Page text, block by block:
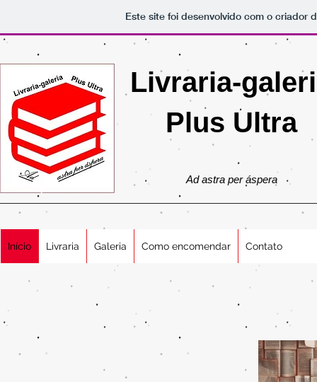
Este site foi desenvolvido com o criador
Ad astra per áspera
Livraria-
Plus Ultra
Início Livraria Galeria Como encomendar Contato